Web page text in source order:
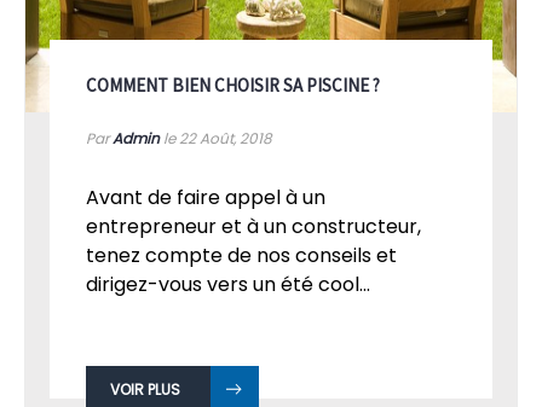
COMMENT BIEN CHOISIR SA PISCINE ?
ParAdminle 22Août, 2018
Avant de faire appel à un
entrepreneur et à un constructeur,
tenez compte de nos conseils et
dirigez-vous vers un été cool...
VOIR PLUS